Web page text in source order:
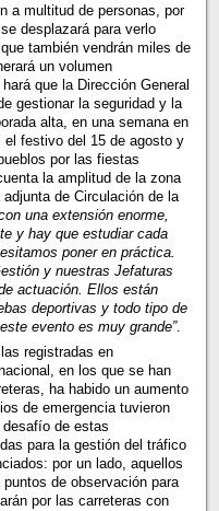
a multitud de personas, por
desplazará para verlo
también vendrán miles de
un volumen
que la Dirección General
gestionar la seguridad y la
alta, en una semana en
el festivo del 15 de agosto y
por las fiestas
la amplitud de la zona
de Circulación de la
una extensión enorme,
y hay que estudiar cada
poner en práctica.
y nuestras Jefaturas
actuación. Ellos están
deportivas y todo tipo de
evento es muy grande”.
registradas en
en los que se han
ha habido un aumento
de emergencia tuvieron
de estas
para la gestión del tráfico
por un lado, aquellos
de observación para
por las carreteras con